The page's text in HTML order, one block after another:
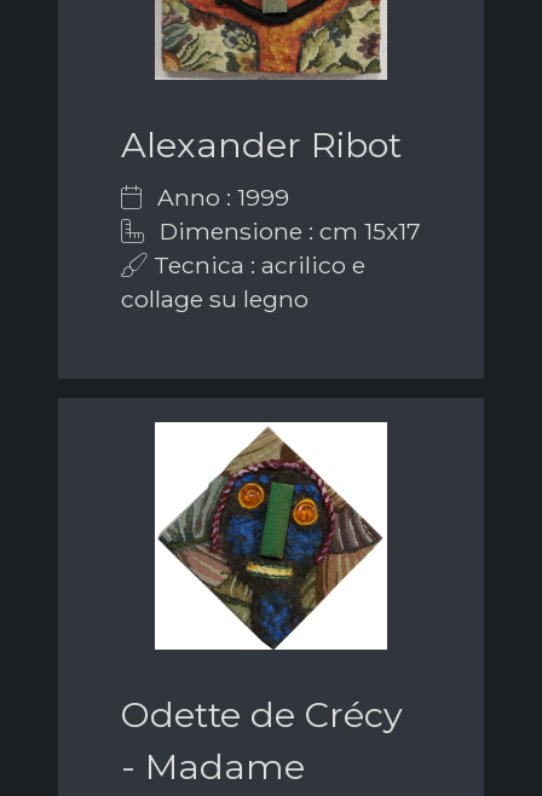
Alexander Ribot
Anno : 1999
Dimensione : cm 15x17
Tecnica : acrilico e
collage su legno
Odette de Crécy
- Madame